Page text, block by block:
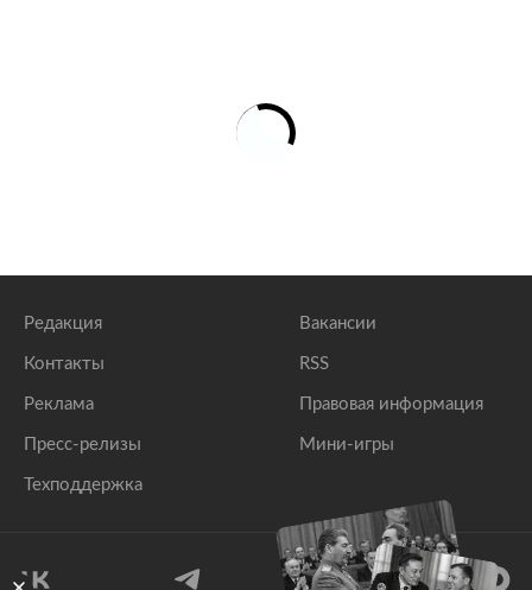
Редакция
Контакты
Реклама
Пресс-релизы
Техподдержка
Вакансии
RSS
Правовая информация
Мини-игры